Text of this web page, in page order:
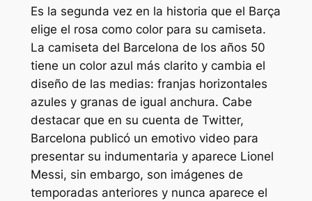
Es la segunda vez en la historia que el Barça
elige el rosa como color para su camiseta.
La camiseta del Barcelona de los años 50
tiene un color azul más clarito y cambia el
diseño de las medias: franjas horizontales
azules y granas de igual anchura. Cabe
destacar que en su cuenta de Twitter,
Barcelona publicó un emotivo video para
presentar su indumentaria y aparece Lionel
Messi, sin embargo, son imágenes de
temporadas anteriores y nunca aparece el